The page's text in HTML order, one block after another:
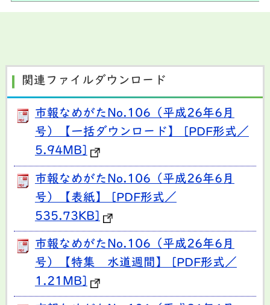
関連ファイルダウンロード
市報なめがたNo.106（平成26年6月
号）【一括ダウンロード】 [PDF形式／
5.94MB]
市報なめがたNo.106（平成26年6月
号）【表紙】 [PDF形式／
535.73KB]
市報なめがたNo.106（平成26年6月
号）【特集 水道週間】 [PDF形式／
1.21MB]